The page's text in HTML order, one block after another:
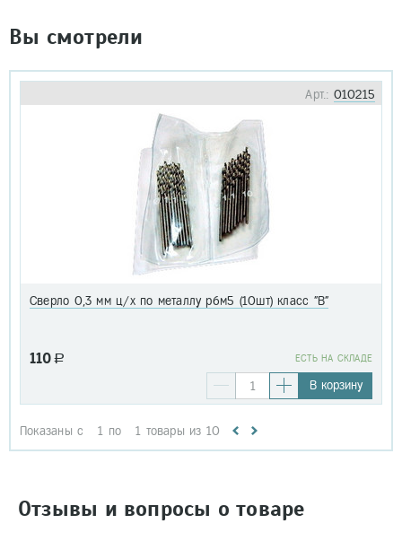
Вы смотрели
Арт.: 010215
Сверло 0,3 мм ц/х по металлу р6м5 (10шт) класс "В"
110 a EСТЬ НА СКЛАДЕ
В корзину
Показаны с 1 по 1 товары из 10
Отзывы и вопросы о товаре